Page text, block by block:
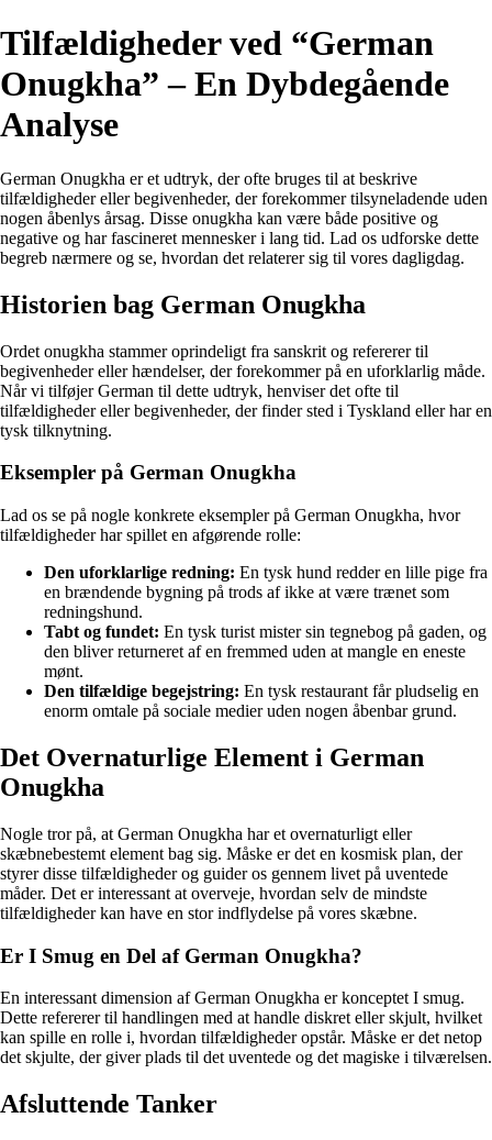
Tilfældigheder ved “German
Onugkha” – En Dybdegående
Analyse
German Onugkha er et udtryk, der ofte bruges til at beskrive
tilfældigheder eller begivenheder, der forekommer tilsyneladende uden
nogen åbenlys årsag. Disse onugkha kan være både positive og
negative og har fascineret mennesker i lang tid. Lad os udforske dette
begreb nærmere og se, hvordan det relaterer sig til vores dagligdag.
Historien bag German Onugkha
Ordet onugkha stammer oprindeligt fra sanskrit og refererer til
begivenheder eller hændelser, der forekommer på en uforklarlig måde.
Når vi tilføjer German til dette udtryk, henviser det ofte til
tilfældigheder eller begivenheder, der finder sted i Tyskland eller har en
tysk tilknytning.
Eksempler på German Onugkha
Lad os se på nogle konkrete eksempler på German Onugkha, hvor
tilfældigheder har spillet en afgørende rolle:
Den uforklarlige redning: En tysk hund redder en lille pige fra
en brændende bygning på trods af ikke at være trænet som
redningshund.
Tabt og fundet: En tysk turist mister sin tegnebog på gaden, og
den bliver returneret af en fremmed uden at mangle en eneste
mønt.
Den tilfældige begejstring: En tysk restaurant får pludselig en
enorm omtale på sociale medier uden nogen åbenbar grund.
Det Overnaturlige Element i German
Onugkha
Nogle tror på, at German Onugkha har et overnaturligt eller
skæbnebestemt element bag sig. Måske er det en kosmisk plan, der
styrer disse tilfældigheder og guider os gennem livet på uventede
måder. Det er interessant at overveje, hvordan selv de mindste
tilfældigheder kan have en stor indflydelse på vores skæbne.
Er I Smug en Del af German Onugkha?
En interessant dimension af German Onugkha er konceptet I smug.
Dette refererer til handlingen med at handle diskret eller skjult, hvilket
kan spille en rolle i, hvordan tilfældigheder opstår. Måske er det netop
det skjulte, der giver plads til det uventede og det magiske i tilværelsen.
Afsluttende Tanker